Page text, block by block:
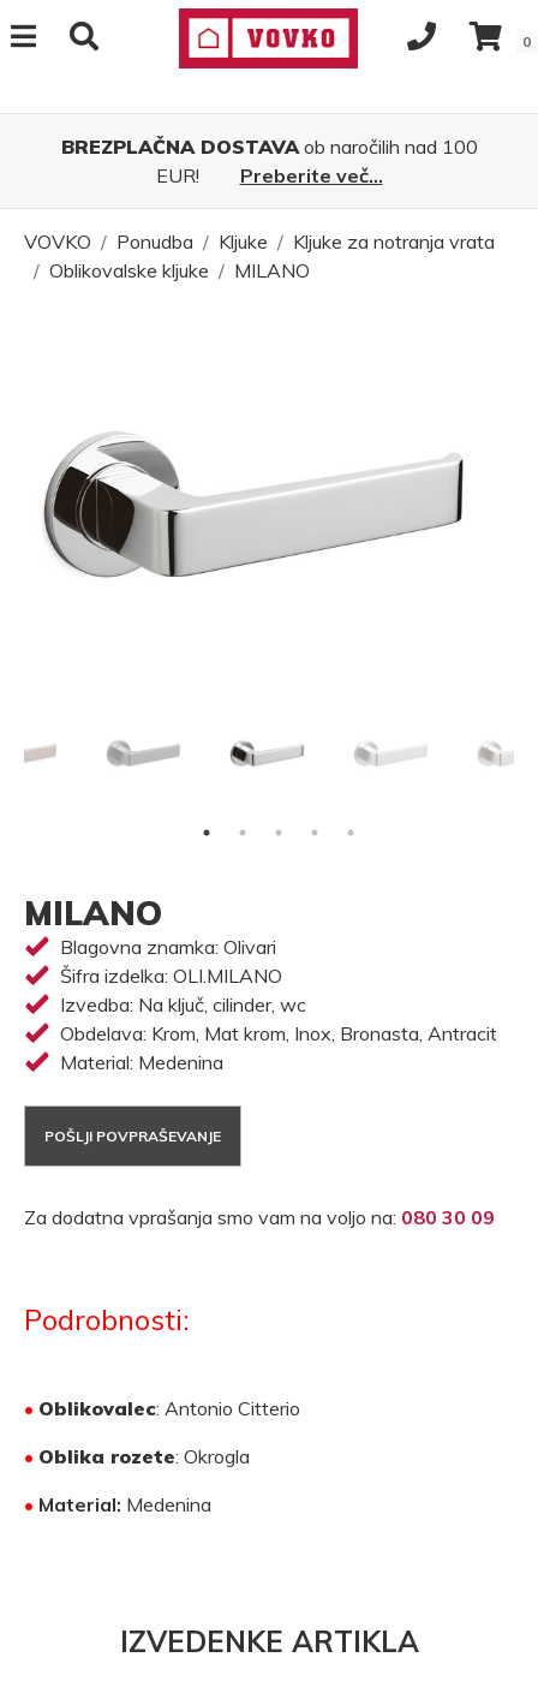
0
BREZPLAČNA DOSTAVAob naročilih nad 100
EUR!
Preberite več...
VOVKO Ponudba Kljuke
Kljuke za notranja vrata
Oblikovalske kljuke
MILANO
MILANO
Blagovna znamka: Olivari
Šifra izdelka: OLI.MILANO
Izvedba: Na ključ, cilinder, wc
Obdelava: Krom, Mat krom, Inox, Bronasta, Antracit
Material: Medenina
POŠLJI POVPRAŠEVANJE
Za dodatna vprašanja smo vam na voljo na: 080 30 09
Podrobnosti:
• Oblikovalec: Antonio Citterio
• Oblika rozete: Okrogla
• Material: Medenina
IZVEDENKE ARTIKLA